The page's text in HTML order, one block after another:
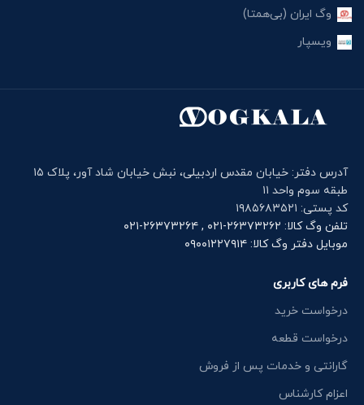
وگ ایران (بی‌همتا)
ویسپار
آدرس دفتر: خیابان مقدس اردبیلی، نبش خیابان شاد آور، پلاک ۱۵
طبقه سوم واحد ۱۱
کد پستی: ۱۹۸۵۶۸۳۵۲۱
تلفن وگ کالا: ۲۶۳۷۳۲۶۲-۰۲۱ , ۲۶۳۷۳۲۶۴-۰۲۱
موبایل دفتر وگ کالا: ۰۹۰۰۱۲۲۷۹۱۴
فرم های کاربری
درخواست خرید
درخواست قطعه
گارانتی و خدمات پس از فروش
اعزام کارشناس